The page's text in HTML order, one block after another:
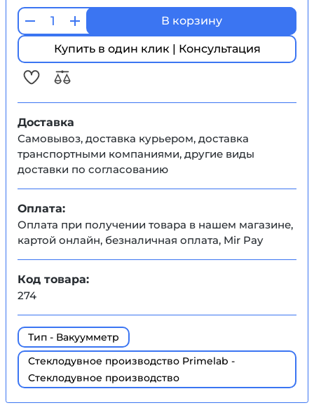
В корзину
Купить в один клик | Консультация
Доставка
Самовывоз, доставка курьером, доставка
транспортными компаниями, другие виды
доставки по согласованию
Оплата:
Оплата при получении товара в нашем магазине,
картой онлайн, безналичная оплата, Mir Pay
Код товара:
274
Тип - Вакуумметр
Стеклодувное производство Primelab -
Стеклодувное производство